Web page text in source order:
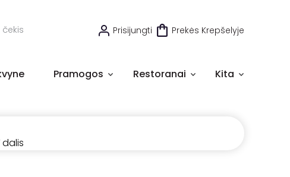
Prisijungti Prekės Krepšelyje
Pramogos Restoranai Kita
dalis